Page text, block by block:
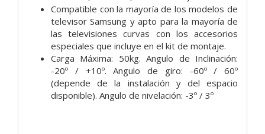
Compatible con la mayoría de los modelos de
televisor Samsung y apto para la mayoría de
las televisiones curvas con los accesorios
especiales que incluye en el kit de montaje.
Carga Máxima: 50kg. Angulo de Inclinación:
-20º / +10º. Angulo de giro: -60º / 60º
(depende de la instalación y del espacio
disponible). Angulo de nivelación: -3º / 3º